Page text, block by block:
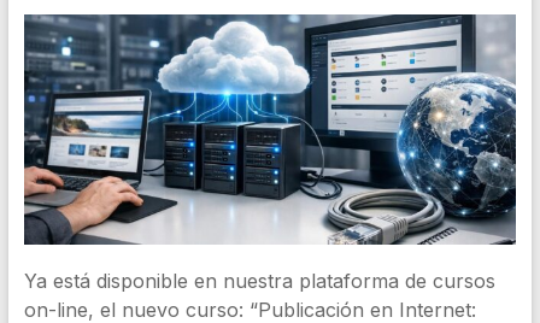
Ya está disponible en nuestra plataforma de cursos
on-line, el nuevo curso: “Publicación en Internet: